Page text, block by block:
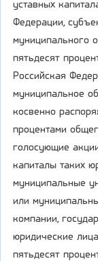
уставных
Федерации,
муниципального
пятьдесят
Российская
муниципальное
косвенно
процентами
голосующие
капиталы таких
муниципальные
или
компании,
юридические
пятьдесят